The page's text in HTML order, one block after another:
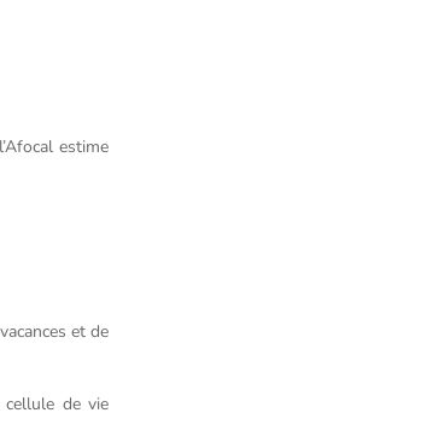
estime
et de
cellule de vie